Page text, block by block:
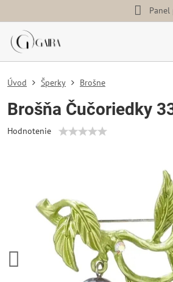
Úvod Šperky Brošne
Brošňa Čučoriedky
Hodnotenie